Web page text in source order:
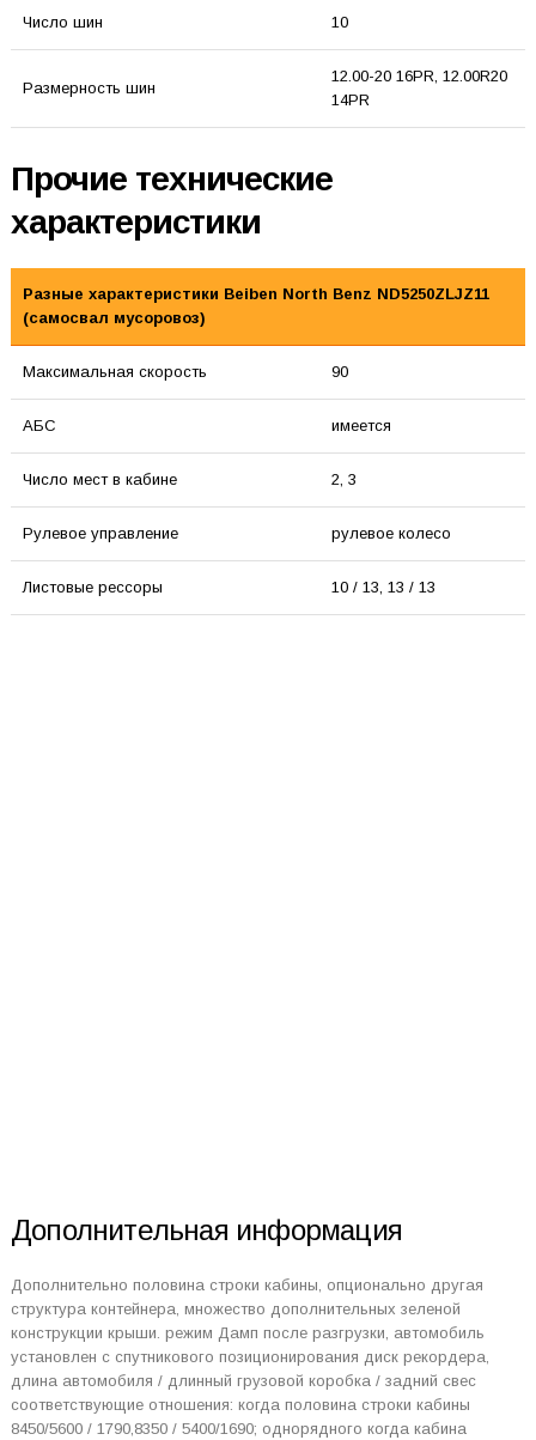
Число шин 10
Размерность шин
12.00-20 16PR, 12.00R20
14PR
Прочие технические
характеристики
Разные характеристики Beiben North Benz ND5250ZLJZ11
(самосвал мусоровоз)
Максимальная скорость 90
АБС имеется
Число мест в кабине 2, 3
Рулевое управление рулевое колесо
Листовые рессоры 10 / 13, 13 / 13
Дополнительная информация
Дополнительно половина строки кабины, опционально другая
структура контейнера, множество дополнительных зеленой
конструкции крыши. режим Дамп после разгрузки, автомобиль
установлен с спутникового позиционирования диск рекордера,
длина автомобиля / длинный грузовой коробка / задний свес
соответствующие отношения: когда половина строки кабины
8450/5600 / 1790,8350 / 5400/1690; однорядного когда кабина